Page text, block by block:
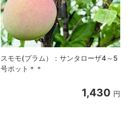
スモモ(プラム）：サンタローザ4～5
号ポット＊＊
1,430 円